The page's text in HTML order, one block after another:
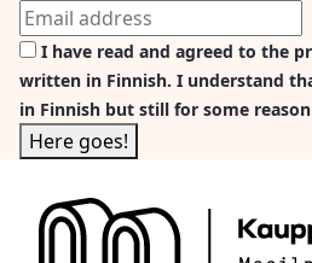
I have read and agreed to the
written in Finnish. I understand
in Finnish but still for some